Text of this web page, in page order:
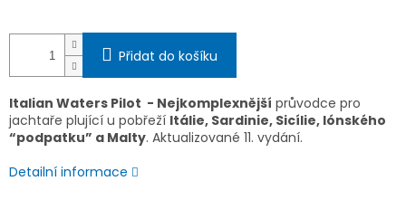
Přidat do košíku
Italian Waters Pilot - Nejkomplexnější průvodce pro
jachtaře plující u pobřeží Itálie, Sardinie, Sicílie, Iónského
“podpatku” a Malty. Aktualizované 11. vydání.
Detailní informace